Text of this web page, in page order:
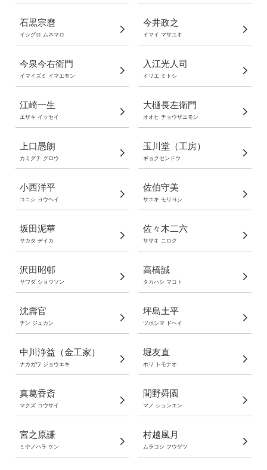
石黒宗麿
イシグロ ムネマロ
今井政之
イマイ マサユキ
今泉今右衛門
イマイズミ イマエモン
入江光人司
イリエ ミトシ
江崎一生
エザキ イッセイ
大樋長左衛門
オオヒ チョウザエモン
上口愚朗
カミグチ グロウ
玉川堂（工房）
ギョクセンドウ
小西洋平
コニシ ヨウヘイ
佐伯守美
サエキ モリヨシ
坂田泥華
サカタ デイカ
佐々木二六
ササキ ニロク
沢田昭邨
サワダ ショウソン
高橋誠
タカハシ マコト
沈壽官
チン ジュカン
坪島土平
ツボシマ ドヘイ
中川浄益（金工家）
ナカガワ ジョウエキ
堀友直
ホリ トモナオ
真葛香斎
マクズ コウサイ
間野舜園
マノ シュンエン
宮之原謙
ミヤノハラ ケン
村越風月
ムラコシ フウゲツ